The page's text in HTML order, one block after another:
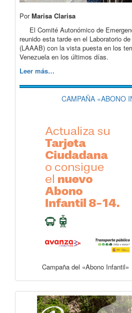
PorMarisa Clarisa
El Comité Autonómico de
reunido esta tarde en el Laboratorio
(LAAAB) con la vista puesta en los
Venezuela en los últimos días.
Leer más…
CAMPAÑA «ABONO
Campaña del «Abono Infantil»